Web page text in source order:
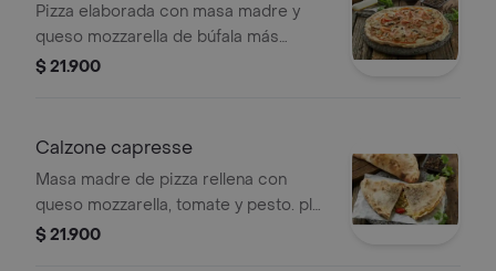
Pizza elaborada con masa madre y
queso mozzarella de búfala más
jamón york y champiñones. plu:
$ 21.900
Calzone capresse
Masa madre de pizza rellena con
queso mozzarella, tomate y pesto. plu:
3449813.
$ 21.900